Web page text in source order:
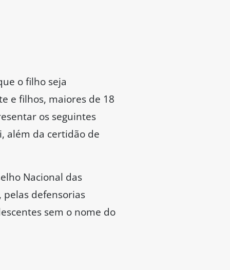
o filho seja
e filhos, maiores de 18
os seguintes
além da certidão de
Nacional das
pelas defensorias
sem o nome do